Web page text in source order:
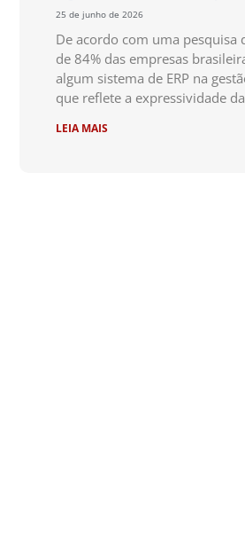
25 de junho de 2026
De acordo com uma pesquisa
de 84% das empresas
algum sistema de ERP na
que reflete a expressividade da
LEIA MAIS